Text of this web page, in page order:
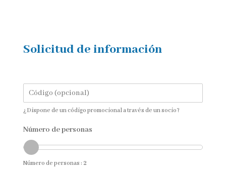
Solicitud de información
¿Dispone de un código promocional a través de un socio?
Número de personas
Número de personas : 2